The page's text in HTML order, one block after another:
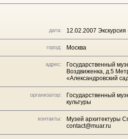
дата: 12.02.2007
город: Москва
адрес:
Государственный
Воздвиженка, д.5
«Александровский
организатор:
Государственный
культуры
контакты:
Музей архитектуры
contact@muar.ru